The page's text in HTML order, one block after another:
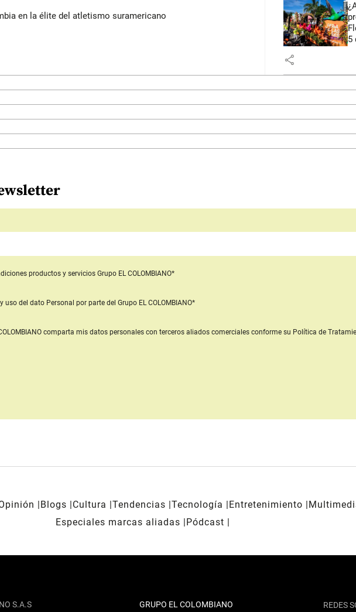
en la élite del atletismo suramericano
5
share
productos y servicios Grupo EL COLOMBIANO*
uso del dato Personal por parte del Grupo EL COLOMBIANO*
comparta mis datos personales con terceros aliados comercialesconforme su Política de
Blogs Cultura Tendencias Tecnología Entretenimiento
Especiales marcas aliadas
Pódcast
S.A.S
GRUPO EL COLOMBIANO REDES